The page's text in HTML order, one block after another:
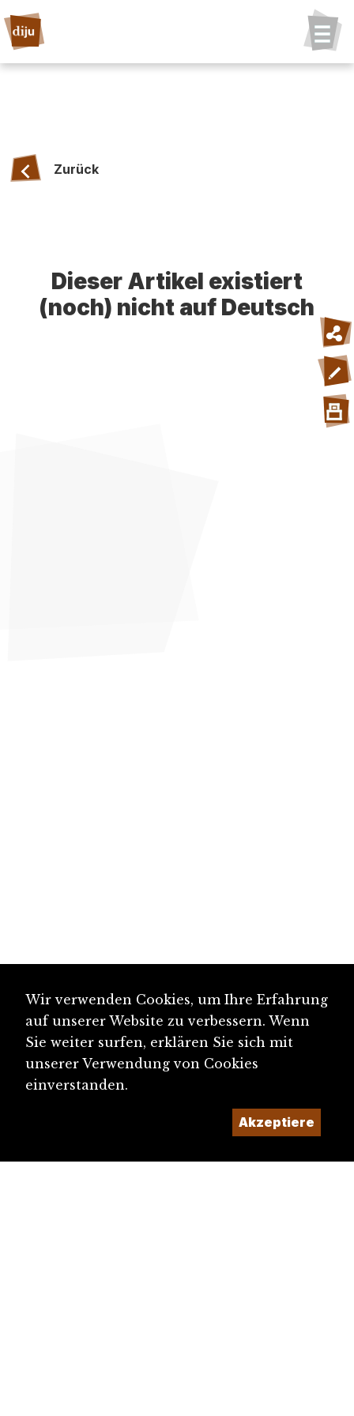
Zurück
Dieser Artikel existiert
(noch) nicht auf Deutsch
Wir verwenden Cookies, um Ihre Erfahrung
auf unserer Website zu verbessern. Wenn
Sie weiter surfen, erklären Sie sich mit
unserer Verwendung von Cookies
einverstanden.
Akzeptiere